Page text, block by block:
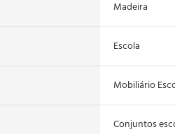
Madeira
Escola
Mobiliário
Conjuntos